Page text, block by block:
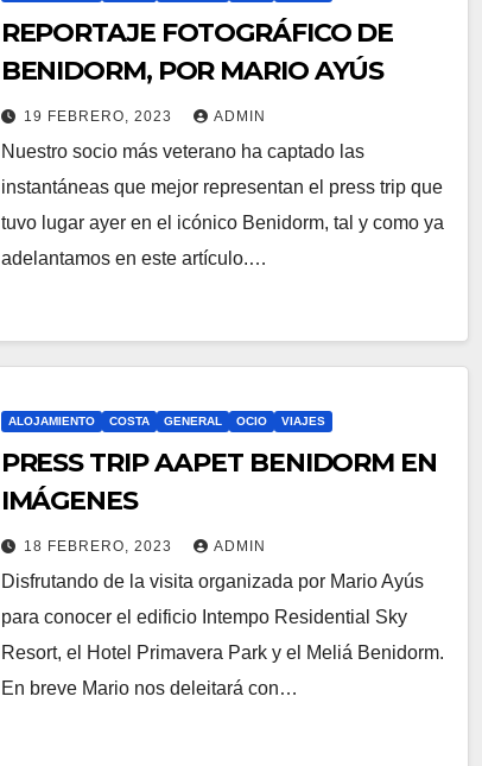
REPORTAJE FOTOGRÁFICO DE
BENIDORM, POR MARIO AYÚS
19 FEBRERO, 2023 ADMIN
Nuestro socio más veterano ha captado las
instantáneas que mejor representan el press trip que
tuvo lugar ayer en el icónico Benidorm, tal y como ya
adelantamos en este artículo.…
ALOJAMIENTO COSTA GENERAL OCIO VIAJES
PRESS TRIP AAPET BENIDORM EN
IMÁGENES
18 FEBRERO, 2023 ADMIN
Disfrutando de la visita organizada por Mario Ayús
para conocer el edificio Intempo Residential Sky
Resort, el Hotel Primavera Park y el Meliá Benidorm.
En breve Mario nos deleitará con…